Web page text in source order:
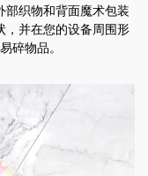
织物和背面魔术包装
并在您的设备周围形
碎物品。